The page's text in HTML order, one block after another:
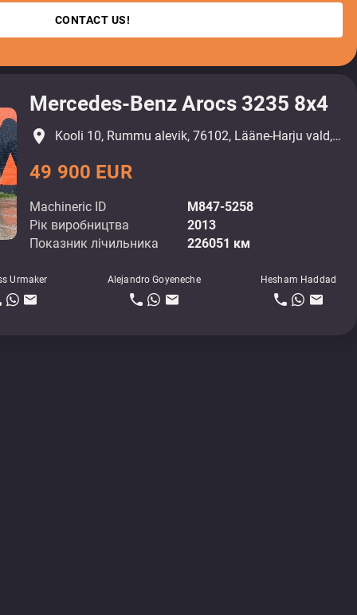
CONTACT US!
Mercedes-Benz Arocs 3235 8x4
Machineric ID
M847-5258
Рік виробництва
2013
Показник лічильника
226051 км
Urmaker Alejandro Goyeneche Hesham Haddad
49 900 EUR
place Kooli 10, Rummu alevik, 76102, Lääne-Harju vald, Harjumaa